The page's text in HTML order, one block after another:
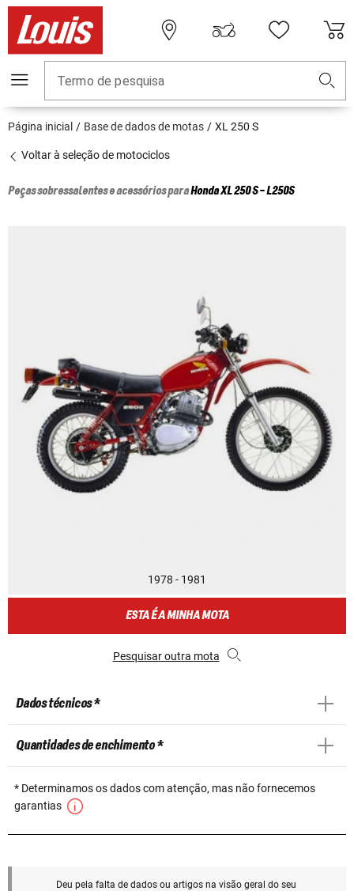
Termo de pesquisa
Página inicial Base de dados de motas XL 250 S
Voltar à seleção de motociclos
Peças sobressalentes e acessórios paraHondaXL 250 S - L250S
1978 - 1981
ESTA É A MINHA MOTA
Pesquisar outra mota
Dados técnicos *
Quantidades de enchimento *
* Determinamos os dados com atenção, mas não fornecemos
garantias
Deu pela falta de dados ou artigos na visão geral do seu